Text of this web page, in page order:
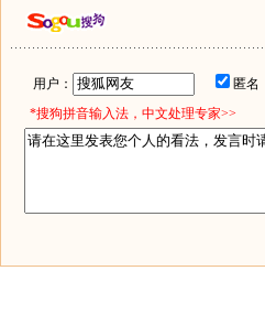
用户： 匿
*搜狗拼音输入法，中文处理专家>>